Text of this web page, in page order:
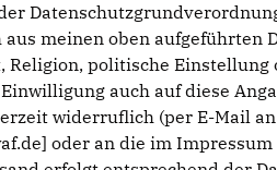
aus meinen oben aufgeführten
Religion, politische Einstellung
auch auf diese
widerruflich (per E-Mail
oder an die im